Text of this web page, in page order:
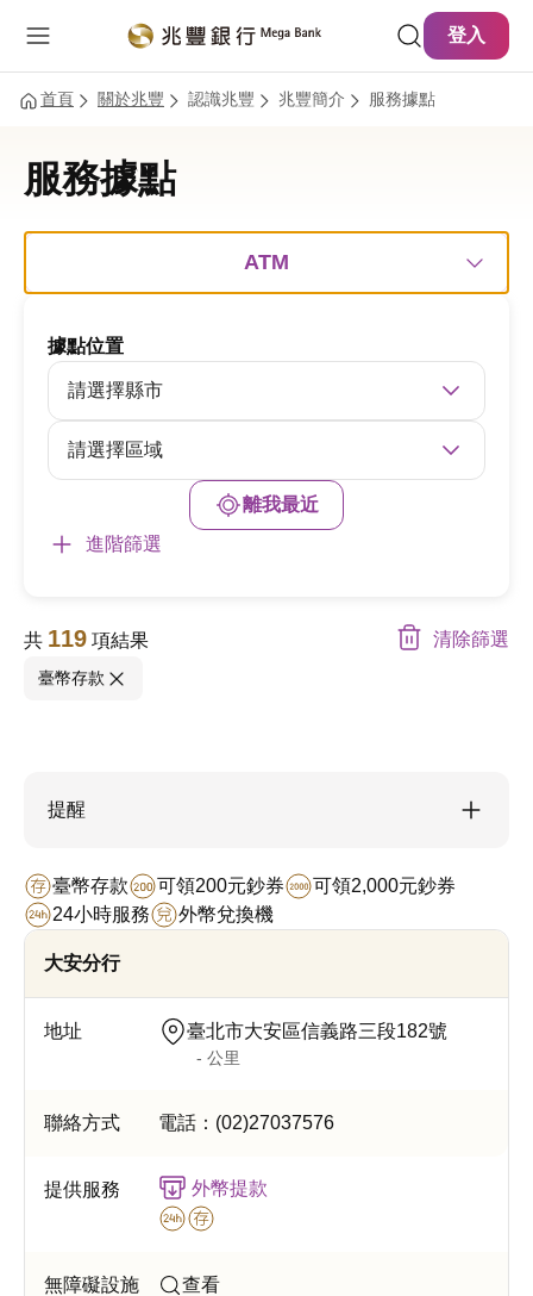
登入
首頁 關於兆豐 認識兆豐 兆豐簡介 服務據點
服務據點
ATM
據點位置
請選擇縣市
請選擇區域
離我最近
進階篩選
共 119 項結果
臺幣存款
清除篩選
提醒
臺幣存款 可領200元鈔券
可領2,000元鈔券
24小時服務
外幣兌換機
大安分行
臺北市大安區信義路三段182號
- 公里
電話： (02)27037576
外幣提款
查看